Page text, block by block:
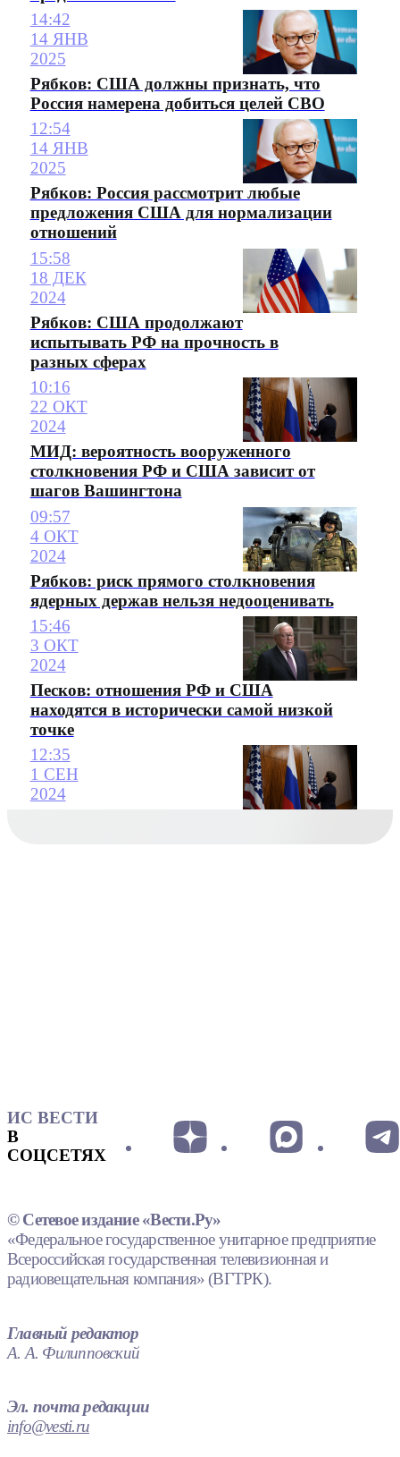
14:42
14 ЯНВ
2025
Рябков: США должны признать, что
Россия намерена добиться целей СВО
12:54
14 ЯНВ
2025
Рябков: Россия рассмотрит любые
предложения США для нормализации
отношений
15:58
18 ДЕК
2024
Рябков: США продолжают
испытывать РФ на прочность в
разных сферах
10:16
22 ОКТ
2024
МИД: вероятность вооруженного
столкновения РФ и США зависит от
шагов Вашингтона
09:57
4 ОКТ
2024
Рябков: риск прямого столкновения
ядерных держав нельзя недооценивать
15:46
3 ОКТ
2024
Песков: отношения РФ и США
находятся в исторически самой низкой
точке
12:35
1 СЕН
2024
ИС ВЕСТИ
В
СОЦСЕТЯХ
© Сетевое издание «Вести.Ру»
«Федеральное государственное унитарное предприятие
Всероссийская государственная телевизионная и
радиовещательная компания» (ВГТРК).
Главный редактор
А. А. Филипповский
Эл. почта редакции
info@vesti.ru